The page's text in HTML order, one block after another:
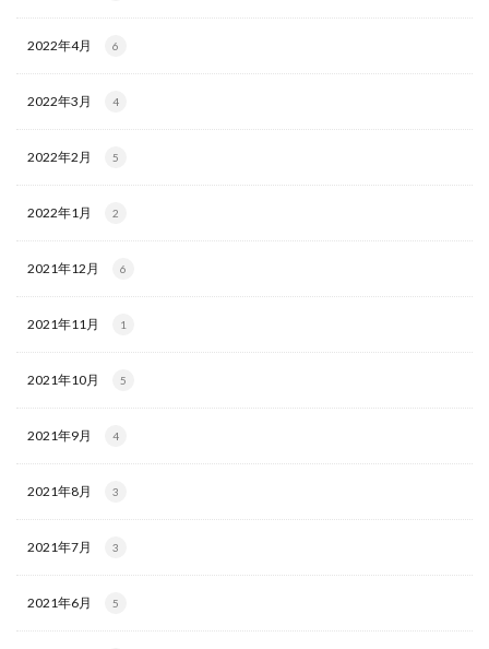
2022年4月 6
2022年3月 4
2022年2月 5
2022年1月 2
2021年12月 6
2021年11月 1
2021年10月 5
2021年9月 4
2021年8月 3
2021年7月 3
2021年6月 5